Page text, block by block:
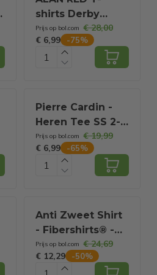
shirts Derby
extra lang (4-
pack) - O-hals -
zwart - Maat: M
Prijs op bol.com € 28,00
€ 6,99
-75%
Pierre Cardin -
Heren Tee SS 2-
pack t-shirts -
Zwart - Maat XXL
Prijs op bol.com € 19,99
€ 6,99
-65%
Anti Zweet Shirt
- Fibershirts® -
Ingenaaide
Okselpads -
Prijs op bol.com € 24,69
€ 12,29
-50%